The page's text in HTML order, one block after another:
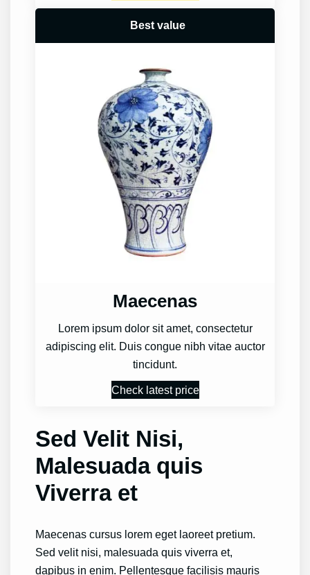
Best value
Maecenas
Lorem ipsum dolor sit amet, consectetur
adipiscing elit. Duis congue nibh vitae auctor
tincidunt.
Check latest price
Sed Velit Nisi,
Malesuada quis
Viverra et
Maecenas cursus lorem eget laoreet pretium.
Sed velit nisi, malesuada quis viverra et,
dapibus in enim. Pellentesque facilisis mauris